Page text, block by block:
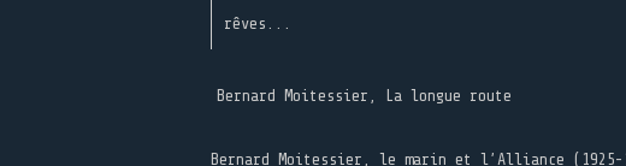
rêves...
Bernard Moitessier, La longue route
Bernard Moitessier, le marin et l’Alliance (1925-